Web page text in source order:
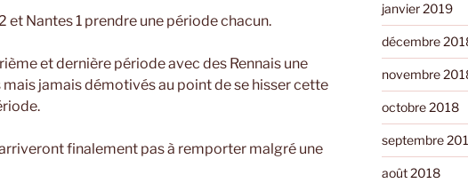
et Nantes 1 prendre une période chacun.
et dernière période avec des Rennais une
jamais démotivés au point de se hisser cette
finalement pas à remporter malgré une
janvier 2019
décembre
novembre
octobre 2018
septembre
août 2018